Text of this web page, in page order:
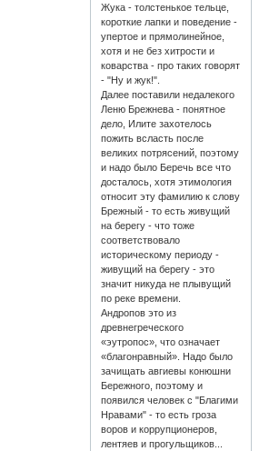
Жука - толстенькое тельце,
короткие лапки и поведение -
упертое и прямолинейное,
хотя и не без хитрости и
коварства - про таких говорят
- "Ну и жук!".
Далее поставили недалекого
Леню Брежнева - понятное
дело, Илите захотелось
пожить всласть после
великих потрясений, поэтому
и надо было Беречь все что
досталось, хотя этимология
относит эту фамилию к слову
Брежный - то есть живущий
на берегу - что тоже
соответствовало
историческому периоду -
живущий на берегу - это
значит никуда не плывущий
по реке времени.
Андропов это из
древнегреческого
«эутропос», что означает
«благонравный». Надо было
зачищать авгиевы конюшни
Бережного, поэтому и
появился человек с "Благими
Нравами" - то есть гроза
воров и коррупционеров,
лентяев и прогульщиков...